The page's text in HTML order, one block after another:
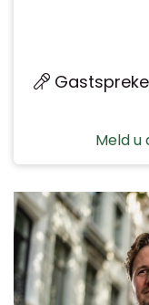
Meld u